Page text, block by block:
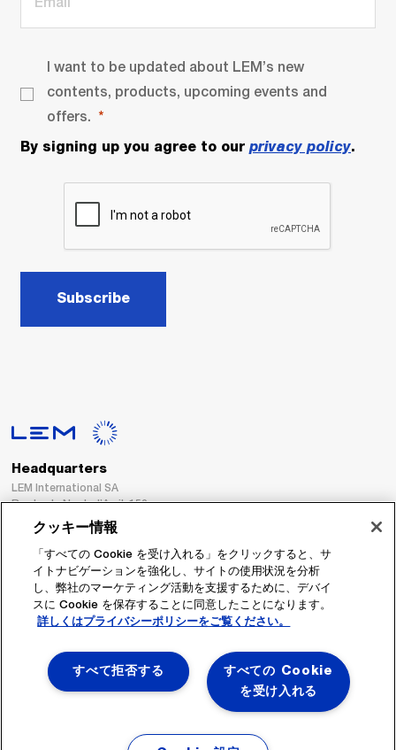
I want to be updated about LEM’s new
contents, products, upcoming events and
offers.
By signing up you agree to our privacy policy.
Subscribe
Headquarters
LEM International SA
Route du Nant-d’Avril, 152
1217 Meyrin
Switzerland
Tel. :
+41 22 706 11 11
Fax : +41 22 794 94 78
フォローする
クッキー情報
「すべての Cookie を受け入れる」をクリックすると、サ
イトナビゲーションを強化し、サイトの使用状況を分析
し、弊社のマーケティング活動を支援するために、デバイ
スに Cookie を保存することに同意したことになります。
詳しくはプライバシーポリシーをご覧ください。
すべての Cookie
を受け入れる
すべて拒否する